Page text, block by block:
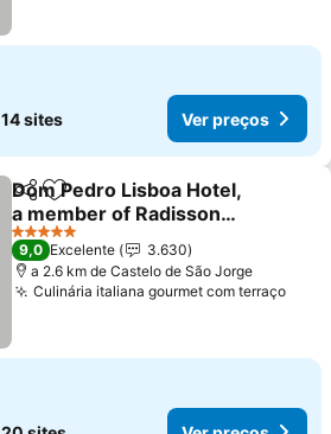
14 sites Ver preços
PartilharAdicionar aos favoritos
Dom Pedro Lisboa Hotel,
a member of Radisson
Individuals
5 Estrelas
9,0 Excelente
3.630
a 2.6 km de Castelo de São Jorge
Culinária italiana gourmet com terraço